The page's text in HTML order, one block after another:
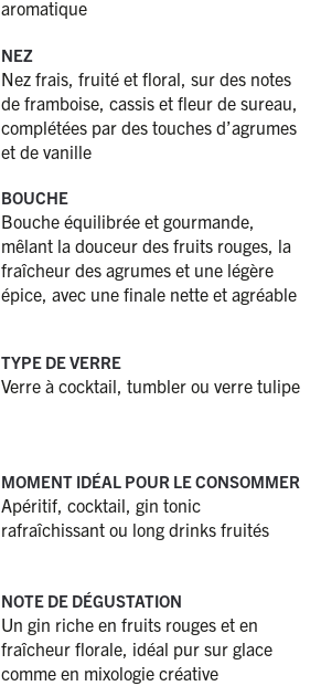
aromatique
NEZ
Nez frais, fruité et floral, sur des notes
de framboise, cassis et fleur de sureau,
complétées par des touches d’agrumes
et de vanille
BOUCHE
Bouche équilibrée et gourmande,
mêlant la douceur des fruits rouges, la
fraîcheur des agrumes et une légère
épice, avec une finale nette et agréable
TYPE DE VERRE
Verre à cocktail, tumbler ou verre tulipe
MOMENT IDÉAL POUR LE CONSOMMER
Apéritif, cocktail, gin tonic
rafraîchissant ou long drinks fruités
NOTE DE DÉGUSTATION
Un gin riche en fruits rouges et en
fraîcheur florale, idéal pur sur glace
comme en mixologie créative